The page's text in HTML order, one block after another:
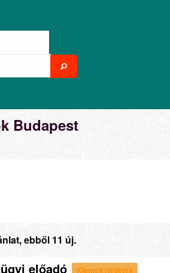
Budapest
ebből 11 új.
előadó Kiemelt hirdetés